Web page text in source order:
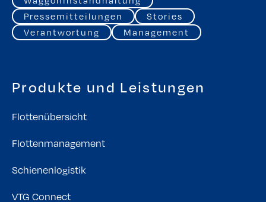
Pressemitteilungen
Stories
Verantwortung
Management
Produkte und Leistungen
Flottenübersicht
Flottenmanagement
Schienenlogistik
VTG Connect